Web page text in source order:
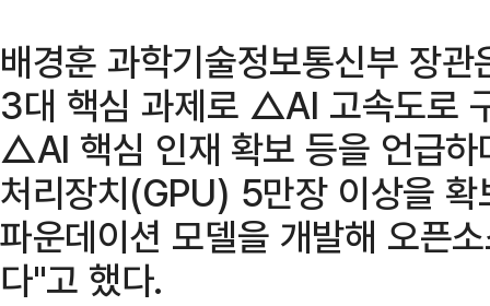
배경훈 과학기술정보통신부 장
3대 핵심 과제로 △AI 고속도로
△AI 핵심 인재 확보 등을 언급
처리장치(GPU) 5만장 이상을
파운데이션 모델을 개발해 오픈
다"고 했다.